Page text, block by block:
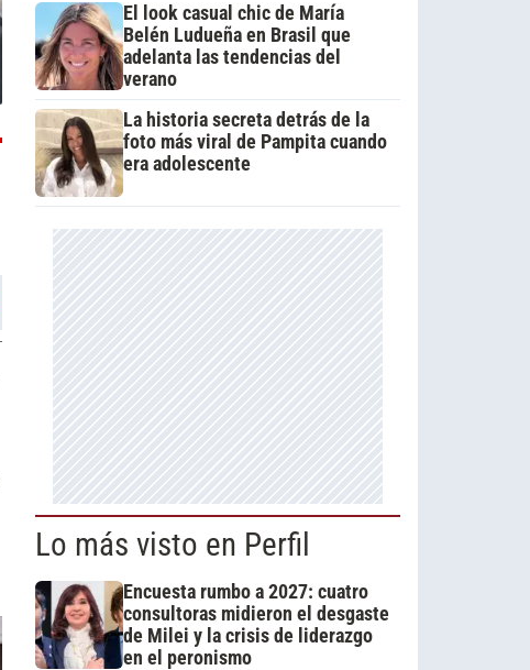
El look casual chic de María
Belén Ludueña en Brasil que
adelanta las tendencias del
verano
La historia secreta detrás de la
foto más viral de Pampita cuando
era adolescente
Lo más visto en Perfil
Encuesta rumbo a 2027: cuatro
consultoras midieron el desgaste
de Milei y la crisis de liderazgo
en el peronismo